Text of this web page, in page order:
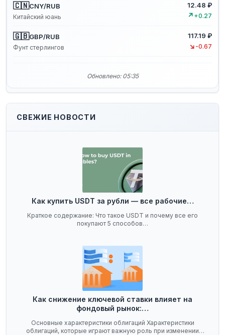
🇨🇳CNY/RUB
Китайский юань
12.48 ₽
↗ +0.27
🇬🇧GBP/RUB
Фунт стерлингов
117.19 ₽
↘ -0.67
Обновлено: 05:35
СВЕЖИЕ НОВОСТИ
Как купить USDT за рубли — все рабочие…
Краткое содержание: Что такое USDT и почему все его
покупают 5 способов…
Как снижение ключевой ставки влияет на
фондовый рынок:…
Основные характеристики облигаций Характеристики
облигаций, которые играют важную роль при изменении